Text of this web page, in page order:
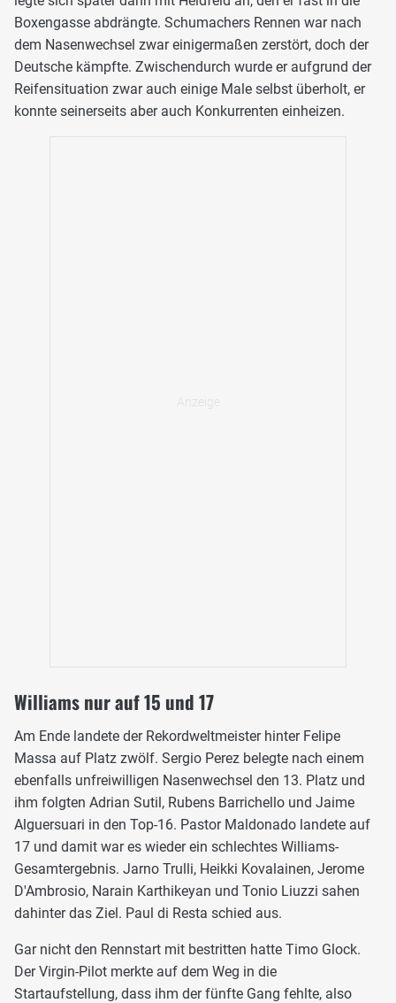
Boxengasse abdrängte. Schumachers Rennen war nach
dem Nasenwechsel zwar einigermaßen zerstört, doch der
Deutsche kämpfte. Zwischendurch wurde er aufgrund der
Reifensituation zwar auch einige Male selbst überholt, er
konnte seinerseits aber auch Konkurrenten einheizen.
Williams nur auf 15 und 17
Am Ende landete der Rekordweltmeister hinter Felipe
Massa auf Platz zwölf. Sergio Perez belegte nach einem
ebenfalls unfreiwilligen Nasenwechsel den 13. Platz und
ihm folgten Adrian Sutil, Rubens Barrichello und Jaime
Alguersuari in den Top-16. Pastor Maldonado landete auf
17 und damit war es wieder ein schlechtes Williams-
Gesamtergebnis. Jarno Trulli, Heikki Kovalainen, Jerome
D'Ambrosio, Narain Karthikeyan und Tonio Liuzzi sahen
dahinter das Ziel. Paul di Resta schied aus.
Gar nicht den Rennstart mit bestritten hatte Timo Glock.
Der Virgin-Pilot merkte auf dem Weg in die
Startaufstellung, dass ihm der fünfte Gang fehlte, also